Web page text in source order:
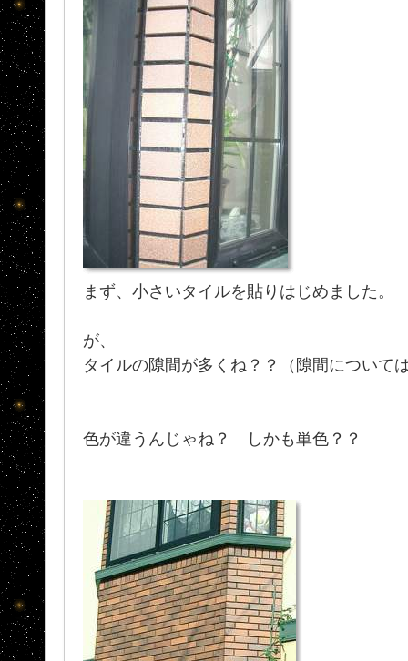
まず、小さいタイルを貼りはじめました。
が、
タイルの隙間が多くね？？（隙間について
色が違うんじゃね？ しかも単色？？